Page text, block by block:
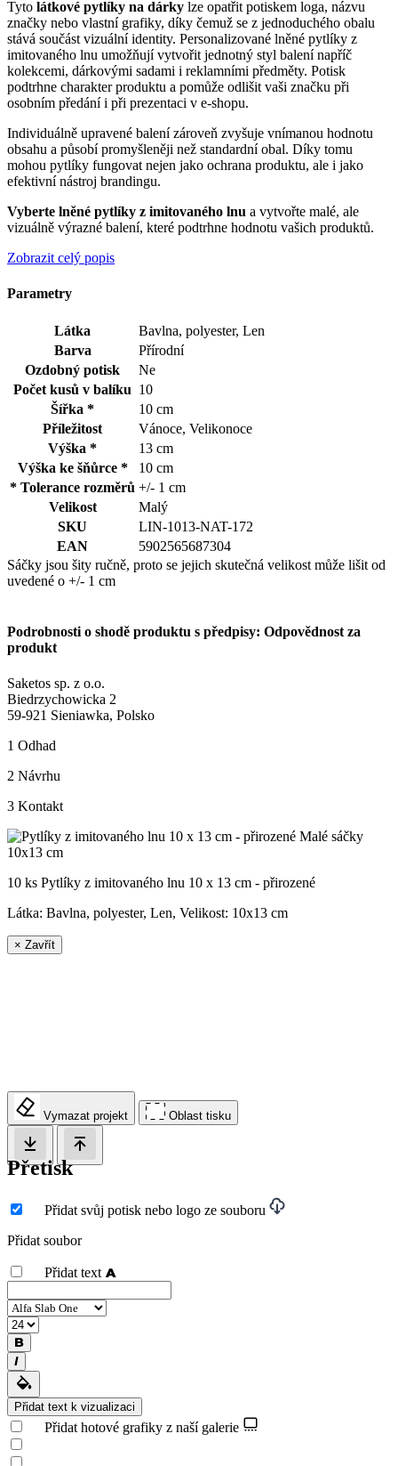
Tyto látkové pytlíky na dárky lze opatřit potiskem loga, názvu
značky nebo vlastní grafiky, díky čemuž se z jednoduchého obalu
stává součást vizuální identity. Personalizované lněné pytlíky z
imitovaného lnu umožňují vytvořit jednotný styl balení napříč
kolekcemi, dárkovými sadami i reklamními předměty. Potisk
podtrhne charakter produktu a pomůže odlišit vaši značku při
osobním předání i při prezentaci v e-shopu.
Individuálně upravené balení zároveň zvyšuje vnímanou hodnotu
obsahu a působí promyšleněji než standardní obal. Díky tomu
mohou pytlíky fungovat nejen jako ochrana produktu, ale i jako
efektivní nástroj brandingu.
Vyberte lněné pytlíky z imitovaného lnu a vytvořte malé, ale
vizuálně výrazné balení, které podtrhne hodnotu vašich produktů.
Zobrazit celý popis
Parametry
Látka
Bavlna, polyester, Len
Barva
Přírodní
Ozdobný potisk
Ne
Počet kusů v balíku 10
Šířka *
10 cm
Příležitost
Vánoce, Velikonoce
Výška *
13 cm
Výška ke šňůrce *
10 cm
* Tolerance rozměrů +/- 1 cm
Velikost
Malý
SKU
LIN-1013-NAT-172
EAN
5902565687304
Sáčky jsou šity ručně, proto se jejich skutečná velikost může lišit od
uvedené o +/- 1 cm
Podrobnosti o shodě produktu s předpisy: Odpovědnost za
produkt
Saketos sp. z o.o.
Biedrzychowicka 2
59-921 Sieniawka, Polsko
1 Odhad
2 Návrhu
3 Kontakt
10 ks Pytlíky z imitovaného lnu 10 x 13 cm - přirozené
Látka: Bavlna, polyester, Len, Velikost: 10x13 cm
× Zavřít
Vymazat projekt Oblast tisku
Přetisk
Přidat svůj potisk nebo logo ze souboru
Přidat soubor
Přidat text
Přidat text k vizualizaci
Přidat hotové grafiky z naší galerie